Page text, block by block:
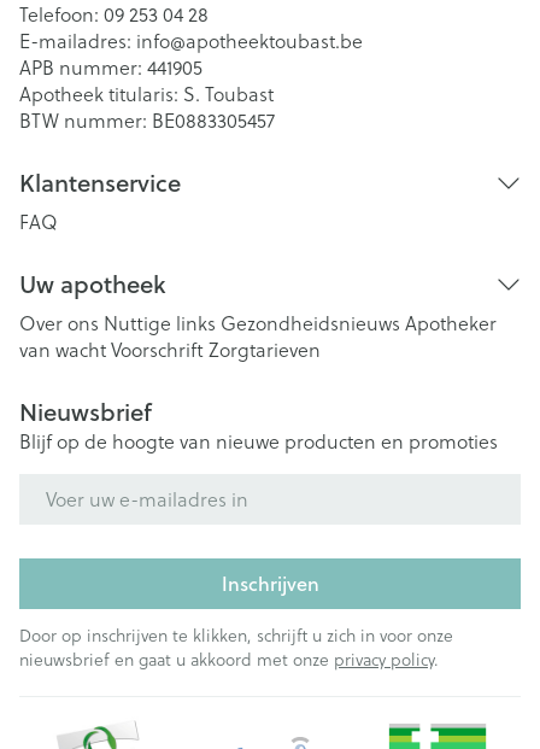
Telefoon: 09 253 04 28
E-mailadres: info@apotheektoubast.be
APB nummer: 441905
Apotheek titularis: S. Toubast
BTW nummer: BE0883305457
Klantenservice
FAQ
Uw apotheek
Over ons Nuttige links Gezondheidsnieuws Apotheker
van wachtVoorschriftZorgtarieven
Nieuwsbrief
Blijf op de hoogte van nieuwe producten en promoties
Inschrijven
Door op inschrijven te klikken, schrijft u zich in voor onze
nieuwsbrief en gaat u akkoord met onze privacy policy.